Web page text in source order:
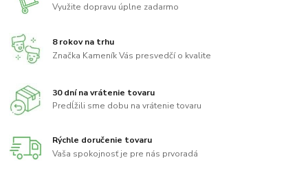
Využite dopravu úplne zadarmo
8 rokov na trhu
Značka Kameník Vás presvedčí o kvalite
30 dní na vrátenie tovaru
Predĺžili sme dobu na vrátenie tovaru
Rýchle doručenie tovaru
Vaša spokojnosť je pre nás prvoradá